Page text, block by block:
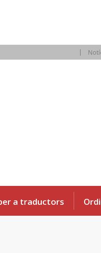
a traductors